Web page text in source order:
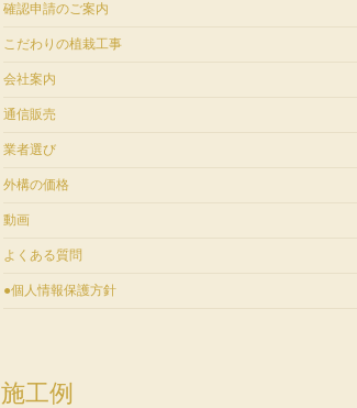
確認申請のご案内
こだわりの植栽工事
会社案内
通信販売
業者選び
外構の価格
動画
よくある質問
●個人情報保護方針
施工例